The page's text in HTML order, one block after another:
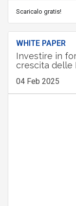
Scaricalo gratis!
WHITE PAPER
Investire in
crescita delle
04 Feb 2025